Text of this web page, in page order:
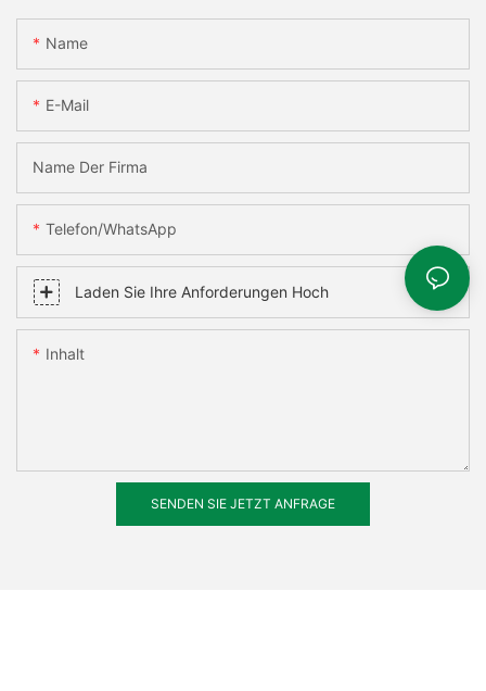
Name
E-Mail
Name Der Firma
Telefon/WhatsApp
Laden Sie Ihre Anforderungen Hoch
Inhalt
SENDEN SIE JETZT ANFRAGE